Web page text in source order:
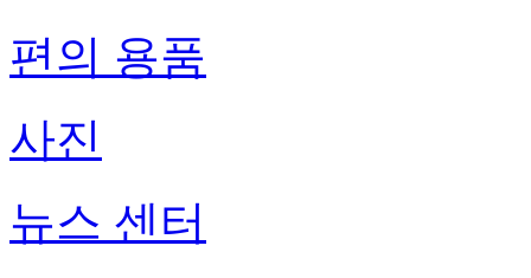
편의 용품
사진
뉴스 센터